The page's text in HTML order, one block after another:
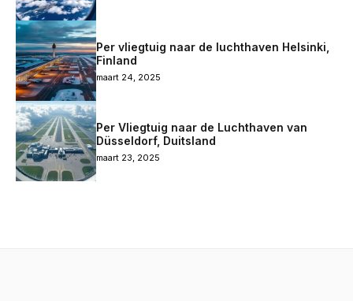
Per vliegtuig naar de luchthaven Helsinki,
Finland
maart 24, 2025
Per Vliegtuig naar de Luchthaven van
Düsseldorf, Duitsland
maart 23, 2025